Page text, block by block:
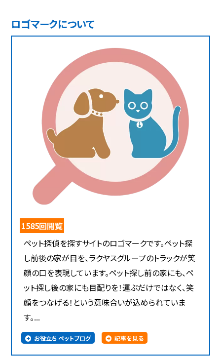
ロゴマークについて
1585回閲覧
ペット探偵を探すサイトのロゴマークです。ペット探
し前後の家が目を、ラクヤスグループのトラックが笑
顔の口を表現しています。ペット探し前の家にも、ペ
ット探し後の家にも目配りを！運ぶだけではなく、笑
顔をつなげる！という意味合いが込められていま
す。...
お役立ち ペットブログ 記事を見る